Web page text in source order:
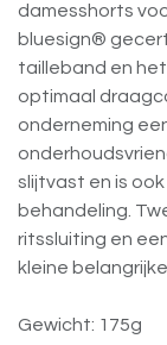
damesshorts
bluesign®
tailleband en
optimaal
onderneming
slijtvast en is
behandeling.
ritssluiting en
kleine
Gewicht: 175g